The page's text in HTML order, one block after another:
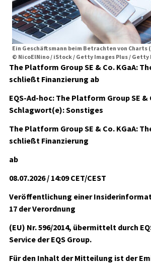
Ein Geschäftsmann beim Betrachten von Charts
© NicoElNino / iStock / Getty Images Plus / Getty
The Platform Group SE & Co. KGaA:
schließt Finanzierung ab
EQS-Ad-hoc: The Platform Group SE &
Schlagwort(e): Sonstiges
The Platform Group SE & Co. KGaA:
schließt Finanzierung
ab
08.07.2026 / 14:09 CET/CEST
Veröffentlichung einer
17 der Verordnung
(EU) Nr. 596/2014, übermittelt durch
Service der EQS Group.
Für den Inhalt der Mitteilung ist der